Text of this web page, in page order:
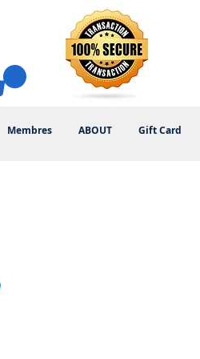
Membres ABOUT Gift Card